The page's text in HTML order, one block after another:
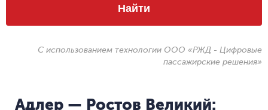
Найти
С использованием технологии ООО «РЖД - Цифровые
пассажирские решения»
Адлер — Ростов Великий: